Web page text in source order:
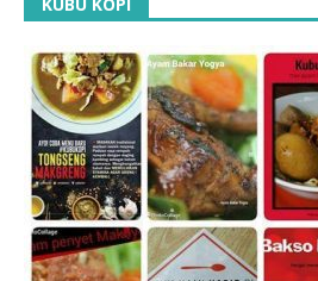
KUBU KOPI